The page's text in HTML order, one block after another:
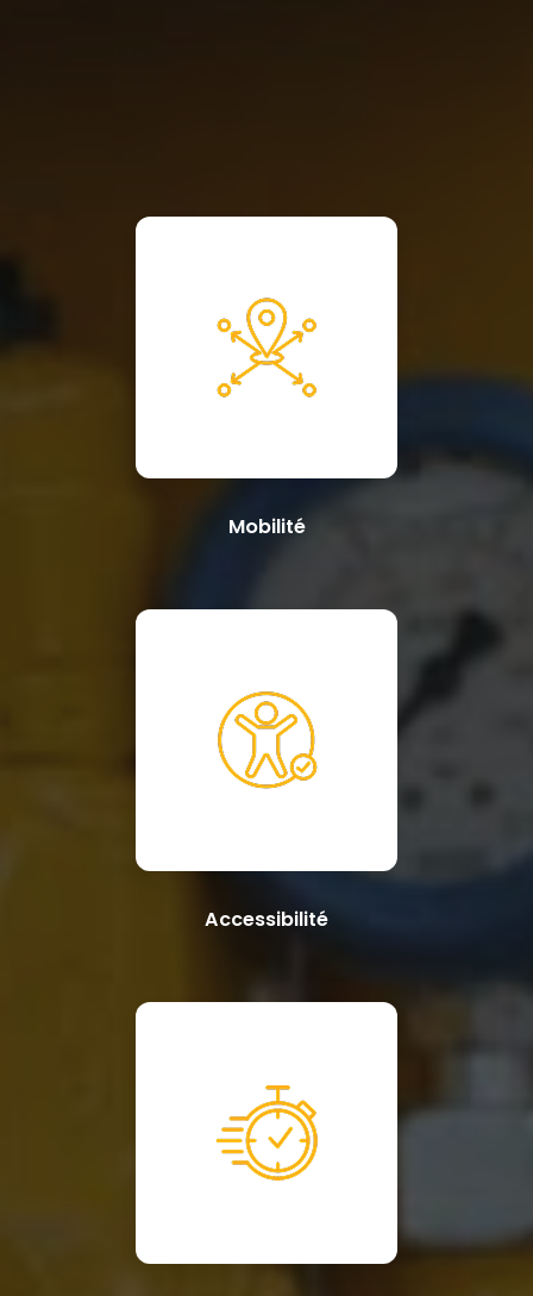
Mobilité
Accessibilité